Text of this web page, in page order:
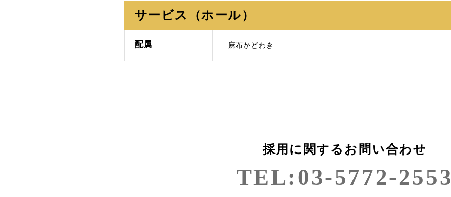
サービス（ホール）
配属 麻布かどわき
採用に関するお問い合わせ
TEL:03-5772-2553